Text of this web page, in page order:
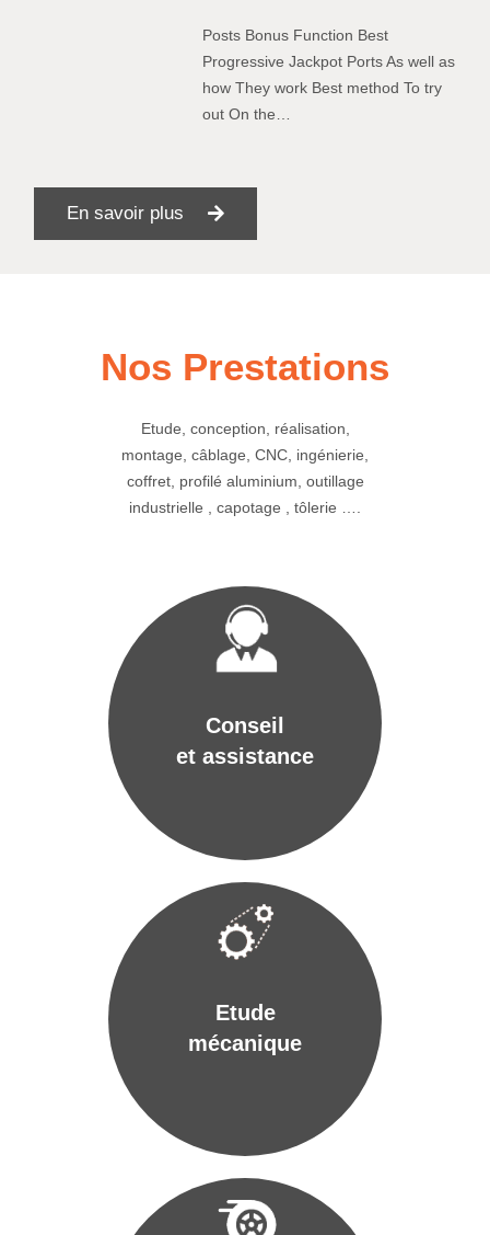
Posts Bonus Function Best
Progressive Jackpot Ports As well as
how They work Best method To try
out On the…
En savoir plus
Nos Prestations
Etude, conception, réalisation,
montage, câblage, CNC, ingénierie,
coffret, profilé aluminium, outillage
industrielle , capotage , tôlerie ….
Conseil
et assistance
Etude
mécanique